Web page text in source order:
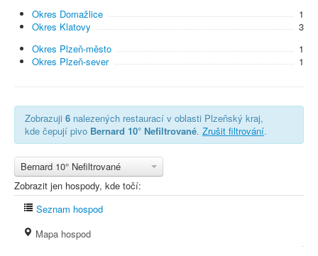
Okres Domažlice
1
Okres Klatovy
3
Okres Plzeň-město
1
Okres Plzeň-sever
1
Zobrazuji 6 nalezených restaurací v oblasti Plzeňský kraj,
kde čepují pivo Bernard 10° Nefiltrované. Zrušit filtrování.
Bernard 10° Nefiltrované
Zobrazit jen hospody, kde točí:
Seznam hospod
Mapa hospod